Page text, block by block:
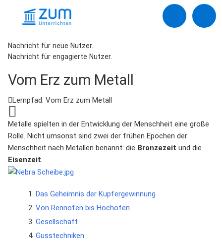
Nachricht für neue Nutzer.
Nachricht für engagierte Nutzer.
Vom Erz zum Metall
Lernpfad: Vom Erz zum Metall
Metalle spielten in der Entwicklung der Menschheit eine große
Rolle. Nicht umsonst sind zwei der frühen Epochen der
Menschheit nach Metallen benannt: die Bronzezeit und die
Eisenzeit.
Das Geheimnis der Kupfergewinnung
Von Rennofen bis Hochofen
Gesellschaft
Gusstechniken